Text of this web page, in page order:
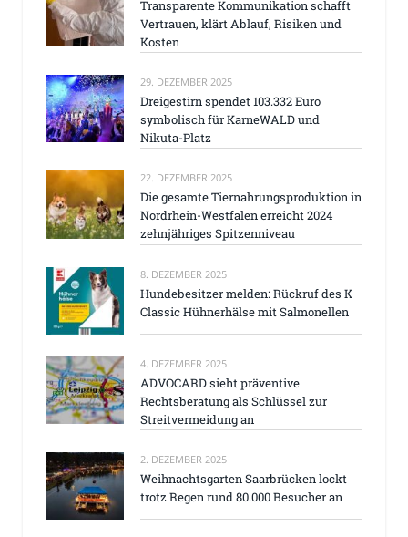
Transparente Kommunikation schafft
Vertrauen, klärt Ablauf, Risiken und
Kosten
29. DEZEMBER 2025
Dreigestirn spendet 103.332 Euro
symbolisch für KarneWALD und
Nikuta-Platz
22. DEZEMBER 2025
Die gesamte Tiernahrungsproduktion in
Nordrhein-Westfalen erreicht 2024
zehnjähriges Spitzenniveau
8. DEZEMBER 2025
Hundebesitzer melden: Rückruf des K
Classic Hühnerhälse mit Salmonellen
4. DEZEMBER 2025
ADVOCARD sieht präventive
Rechtsberatung als Schlüssel zur
Streitvermeidung an
2. DEZEMBER 2025
Weihnachtsgarten Saarbrücken lockt
trotz Regen rund 80.000 Besucher an